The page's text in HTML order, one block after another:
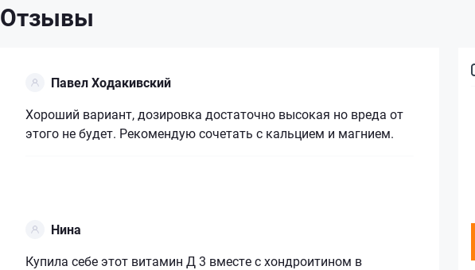
Отзывы
Павел Ходакивский
Хороший вариант, дозировка достаточно высокая но вреда от
этого не будет. Рекомендую сочетать с кальцием и магнием.
Нина
Купила себе этот витамин Д 3 вместе с хондроитином в